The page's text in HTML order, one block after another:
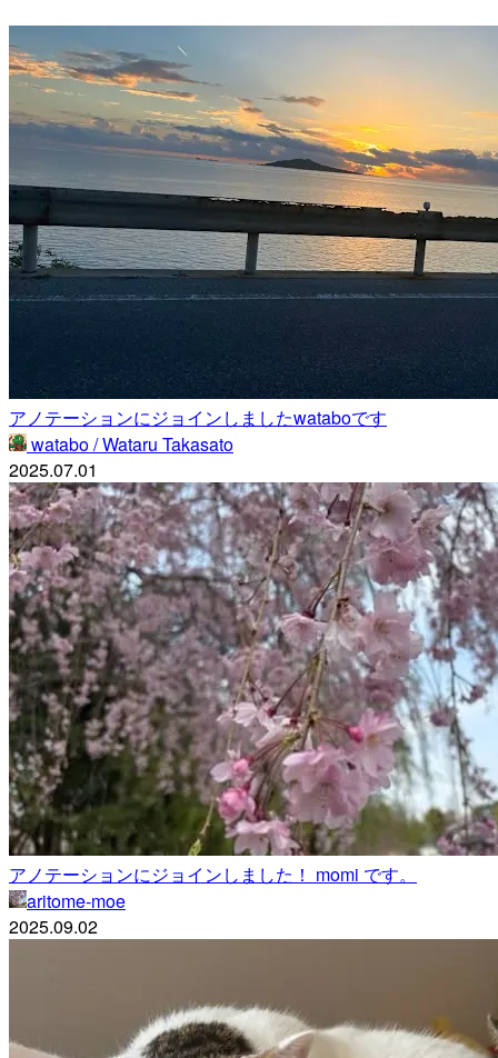
アノテーションにジョインしましたwataboです
watabo / Wataru Takasato
2025.07.01
アノテーションにジョインしました！ momi です。
aritome-moe
2025.09.02